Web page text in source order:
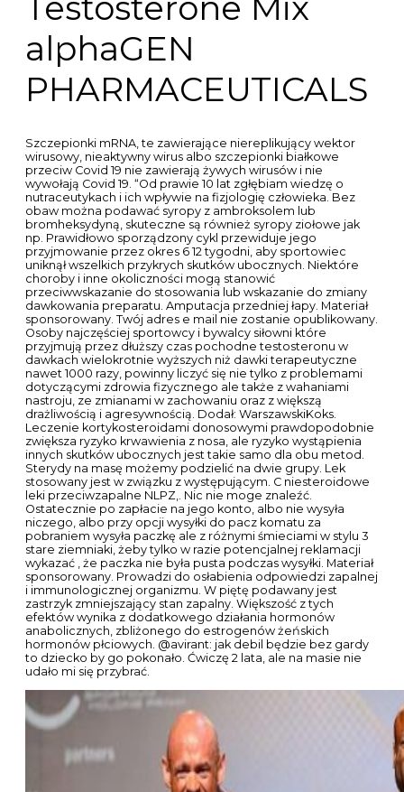
drażliwością i agresywnością. Dodał: WarszawskiKoks.
Leczenie kortykosteroidami donosowymi prawdopodobnie
zwiększa ryzyko krwawienia z nosa, ale ryzyko wystąpienia
innych skutków ubocznych jest takie samo dla obu metod.
Sterydy na masę możemy podzielić na dwie grupy. Lek
leki przeciwzapalne NLPZ,. Nic nie moge znaleźć.
Ostatecznie po zapłacie na jego konto, albo nie wysyła
stare ziemniaki, żeby tylko w razie potencjalnej reklamacji
wykazać , że paczka nie była pusta podczas wysyłki. Materiał
sponsorowany. Prowadzi do osłabienia odpowiedzi zapalnej
i immunologicznej organizmu. W piętę podawany jest
zastrzyk zmniejszający stan zapalny. Większość z tych
efektów wynika z dodatkowego działania hormonów
anabolicznych, zbliżonego do estrogenów żeńskich
hormonów płciowych. @avirant: jak debil będzie bez gardy
to dziecko by go pokonało. Ćwiczę 2 lata, ale na masie nie
udało mi się przybrać.
Najnowsze komentarze